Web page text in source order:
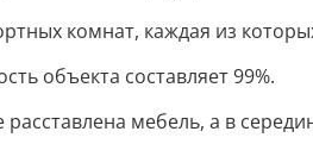
комнат, каждая из
объекта составляет 99%.
расставлена мебель, а в